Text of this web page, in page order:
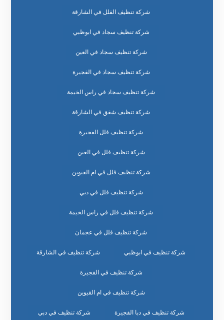
شركة تنظيف الفلل في الشارقة
شركة تنظيف سجاد في ابوظبي
شركة تنظيف سجاد في العين
شركة تنظيف سجاد في الفجيرة
شركة تنظيف سجاد في راس الخيمة
شركة تنظيف شقق في الشارقة
شركة تنظيف فلل الفجيرة
شركة تنظيف فلل في العين
شركة تنظيف فلل في ام القيوين
شركة تنظيف فلل في دبي
شركة تنظيف فلل في راس الخيمة
شركة تنظيف فلل في عجمان
شركة تنظيف في ابوظبي شركة تنظيف في الشارقة
شركة تنظيف في الفجيرة
شركة تنظيف في ام القيوين
شركة تنظيف في دبا الفجيرة شركة تنظيف في دبي